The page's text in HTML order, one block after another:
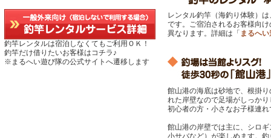
釣竿レンタルは宿泊しなくてもご利用ＯＫ！
釣竿だけ借りたいお客様はコチラ♪
※まるへい遊び隊の公式サイトへ遷移します
レンタル釣竿（海釣り体験）
です。ご宿泊されるお客様向
異なります。詳細は「 まるへ
館山港の海底は砂地で、根掛
れた岸壁なので足場がしっか
初心者の方・小さなお子様連
館山港の岸壁では主に、シロ
小サバなど）が楽しめます。